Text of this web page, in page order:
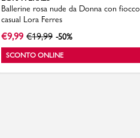
Ballerine rosa nude da Donna con fiocco
casual Lora Ferres
€9,99 €19,99 -50%
SCONTO ONLINE